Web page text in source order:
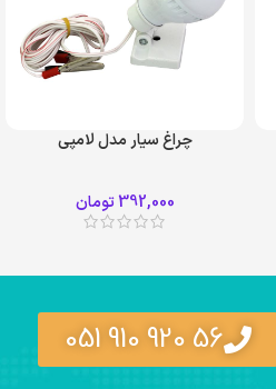
چراغ سیار مدل لامپی
392,000 تومان
56 920 910 051